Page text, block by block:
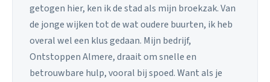
getogen hier, ken ik de stad als mijn broekzak. Van
de jonge wijken tot de wat oudere buurten, ik heb
overal wel een klus gedaan. Mijn bedrijf,
Ontstoppen Almere, draait om snelle en
betrouwbare hulp, vooral bij spoed. Want als je